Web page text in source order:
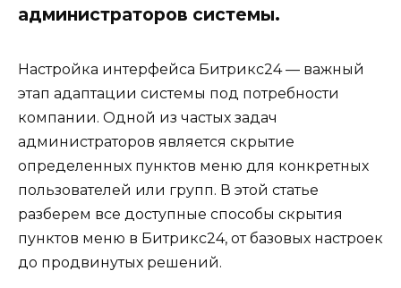
администраторов системы.
Настройка интерфейса Битрикс24 — важный
этап адаптации системы под потребности
компании. Одной из частых задач
администраторов является скрытие
определенных пунктов меню для конкретных
пользователей или групп. В этой статье
разберем все доступные способы скрытия
пунктов меню в Битрикс24, от базовых настроек
до продвинутых решений.